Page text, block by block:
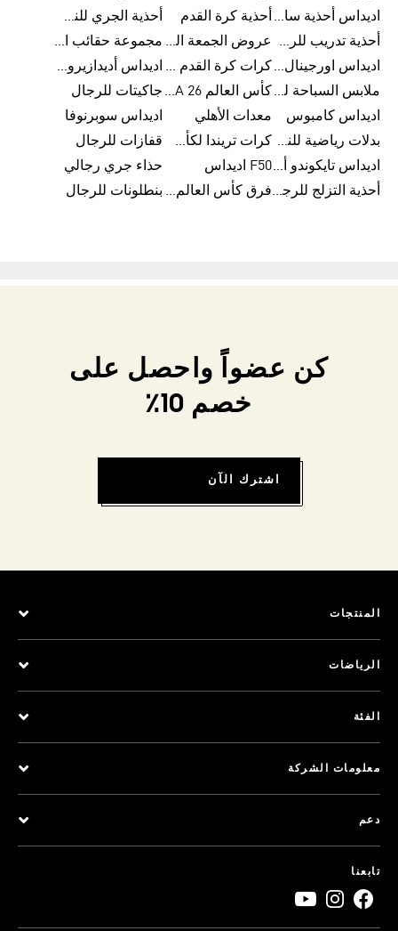
اديداس أحذية سامبا للنساء أحذية كرة القدم
أحذية الجري للنساء
أحذية تدريب للرجال
عروض الجمعة البيضاء للرجال
مجموعة حقائب الظهر
اديداس اورجينال ملابس
كرات كرة القدم للرجال
اديداس أديدازيرو معدات الجري
ملابس السباحة للرجال
كأس العالم FIFA 26™ جاكيتات للرجال
اديداس كامبوس
معدات الأهلي
اديداس سوبرنوفا
بدلات رياضية للنساء
كرات تريندا لكأس العالم FIFA 26™
قفازات للرجال
اديداس تايكوندو أورجنالزF50 اديداس
حذاء جري رجالي
أحذية التزلج للرجال
فرق كأس العالم FIFA 26™ بنطلونات للرجال
كن عضواً واحصل على
خصم 10٪
اشترك الآن
المنتجات
الرياضات
الفئة
معلومات الشركة
دعم
تابعنا